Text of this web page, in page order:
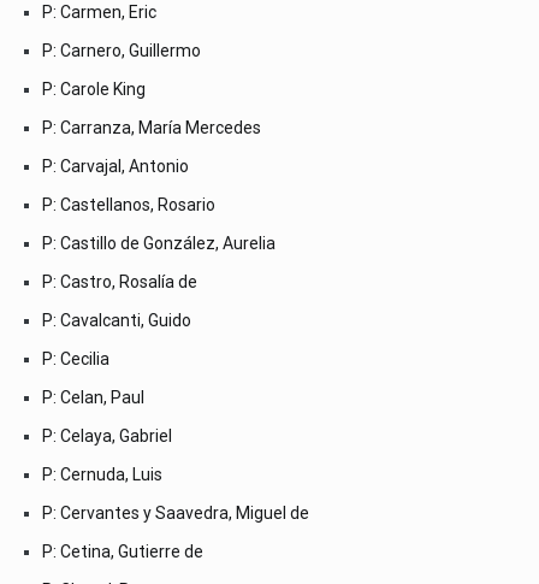
P: Carmen, Eric
P: Carnero, Guillermo
P: Carole King
P: Carranza, María Mercedes
P: Carvajal, Antonio
P: Castellanos, Rosario
P: Castillo de González, Aurelia
P: Castro, Rosalía de
P: Cavalcanti, Guido
P: Cecilia
P: Celan, Paul
P: Celaya, Gabriel
P: Cernuda, Luis
P: Cervantes y Saavedra, Miguel de
P: Cetina, Gutierre de